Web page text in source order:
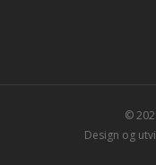
©
Design og